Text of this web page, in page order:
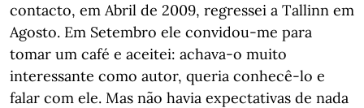
contacto, em Abril de 2009, regressei a Tallinn em
Agosto. Em Setembro ele convidou-me para
tomar um café e aceitei: achava-o muito
interessante como autor, queria conhecê-lo e
falar com ele. Mas não havia expectativas de nada